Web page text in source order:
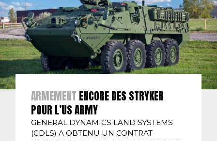
ARMEMENT ENCORE DES STRYKER
POUR L’US ARMY
GENERAL DYNAMICS LAND SYSTEMS
(GDLS) A OBTENU UN CONTRAT